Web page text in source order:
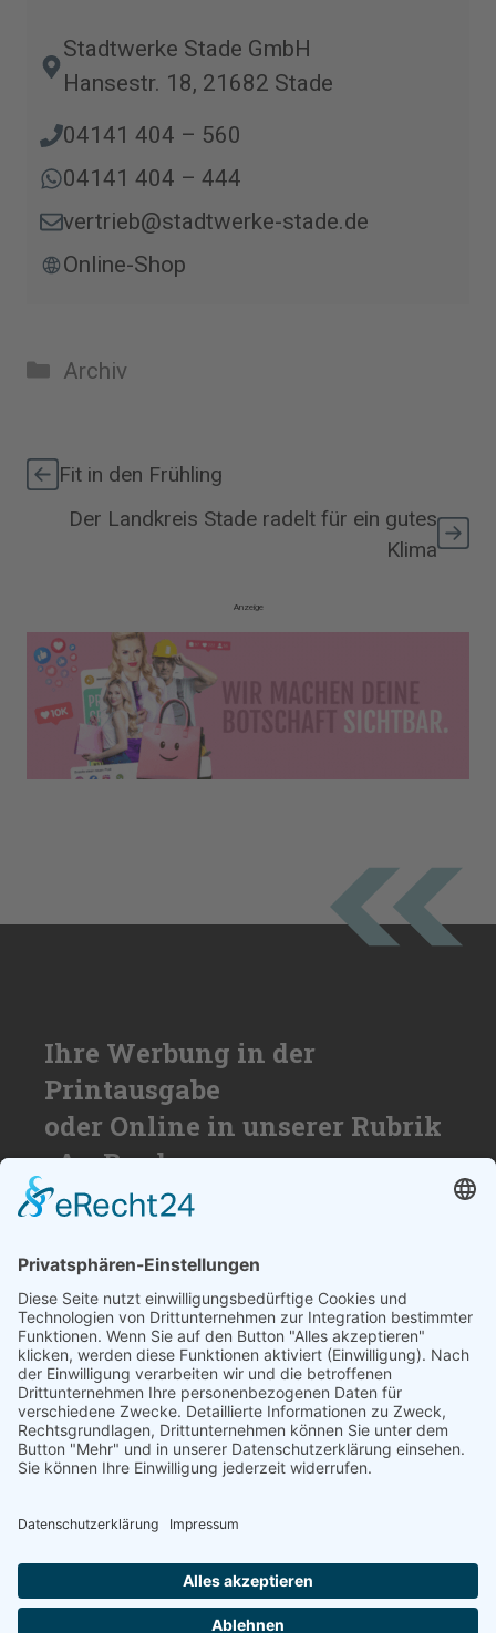
Stadtwerke Stade GmbH
Hansestr. 18, 21682 Stade
04141 404 – 560
04141 404 – 444
vertrieb@stadtwerke-stade.de
Online-Shop
Kategorien
Archiv
Fit in den Frühling
Der Landkreis Stade radelt für ein gutes
Klima
Anzeige
Ihre Werbung in der
Printausgabe
oder Online in unserer Rubrik
»An Bord«
Nutzen Sie die Reichweite von über
50.000 Haushalten für Ihren Erfolg. Wir
beraten Sie gerne und erstellen ihnen ein
individuelles Angebot.
SCHREIBEN SIE UNS
© 2026medienzentrum-stade.de
Barrierefreiheitserklärung
Impressum
Datenschutzerklärung